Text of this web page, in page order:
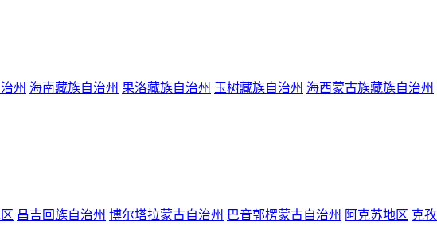
州 海南藏族自治州 果洛藏族自治州 玉树藏族自治州 海西蒙古族藏族自治州
昌吉回族自治州 博尔塔拉蒙古自治州 巴音郭楞蒙古自治州 阿克苏地区 克